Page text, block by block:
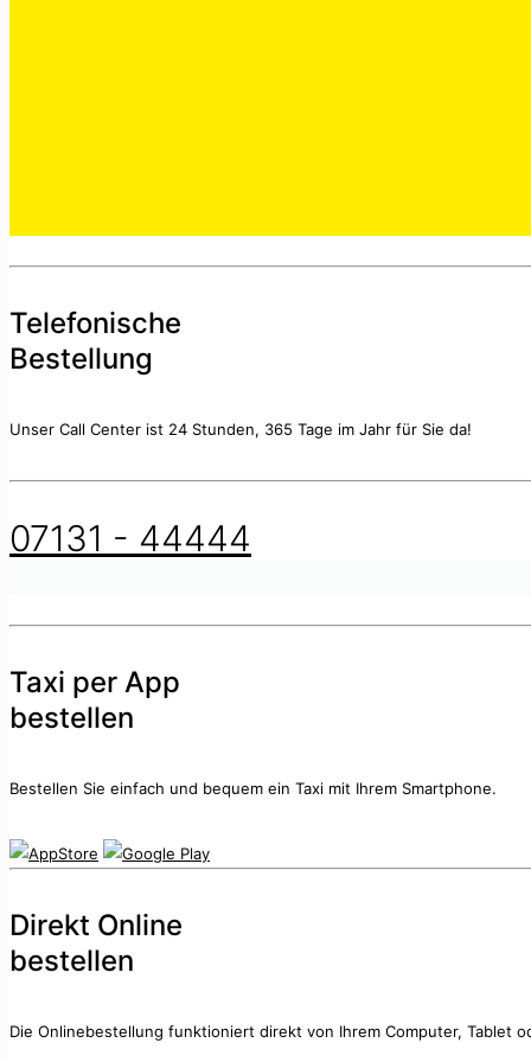
Telefonische
Bestellung
Unser Call Center ist 24 Stunden, 365 Tage im Jahr für Sie da!
07131 - 44444
Taxi per App
bestellen
Bestellen Sie einfach und bequem ein Taxi mit Ihrem Smartphone.
Direkt Online
bestellen
Die Onlinebestellung funktioniert direkt von Ihrem Computer, Tablet